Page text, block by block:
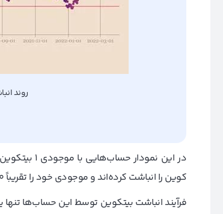
روند
کوین را انباشت کرده‌اند و موجودی خود را تقریباً 10
فرآیند انباشت بیتکوین توسط این حساب‌ها